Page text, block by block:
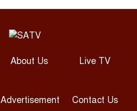
বগুড়ায় দুই ট্রাকের সংঘর্ষে নিহত ২,
About Us Live TV
Advertisement Contact Us